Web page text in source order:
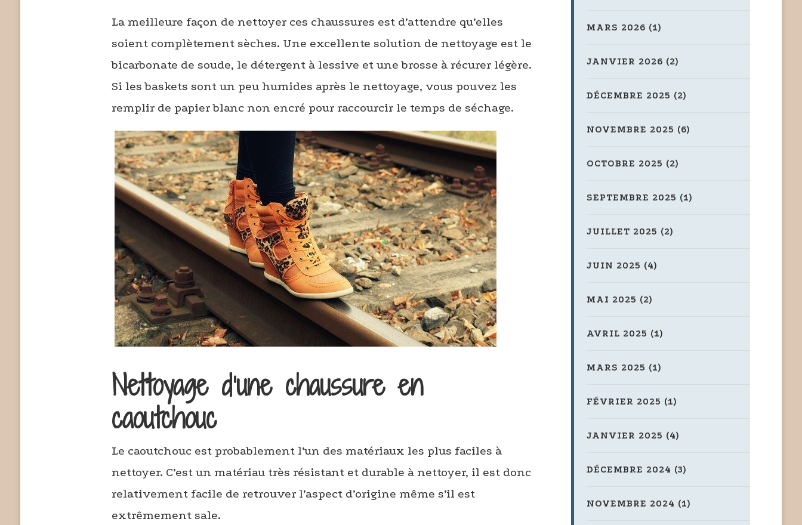
La meilleure façon de nettoyer ces chaussures est d’attendre qu’elles
soient complètement sèches. Une excellente solution de nettoyage est le
bicarbonate de soude, le détergent à lessive et une brosse à récurer légère.
Si les baskets sont un peu humides après le nettoyage, vous pouvez les
remplir de papier blanc non encré pour raccourcir le temps de séchage.
Nettoyage d’une chaussure en
caoutchouc
Le caoutchouc est probablement l’un des matériaux les plus faciles à
nettoyer. C’est un matériau très résistant et durable à nettoyer, il est donc
relativement facile de retrouver l’aspect d’origine même s’il est
extrêmement sale.
MARS 2026 (1)
JANVIER 2026 (2)
DÉCEMBRE 2025 (2)
NOVEMBRE 2025 (6)
OCTOBRE 2025 (2)
SEPTEMBRE 2025 (1)
JUILLET 2025 (2)
JUIN 2025 (4)
MAI 2025 (2)
AVRIL 2025 (1)
MARS 2025 (1)
FÉVRIER 2025 (1)
JANVIER 2025 (4)
DÉCEMBRE 2024 (3)
NOVEMBRE 2024 (1)